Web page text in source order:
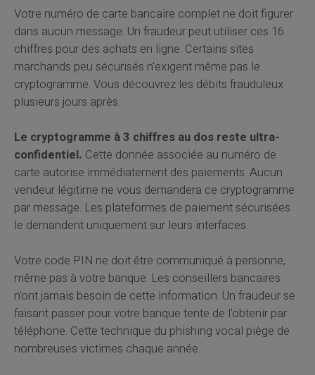
Votre numéro de carte bancaire complet ne doit figurer
dans aucun message. Un fraudeur peut utiliser ces 16
chiffres pour des achats en ligne. Certains sites
marchands peu sécurisés n'exigent même pas le
cryptogramme. Vous découvrez les débits frauduleux
plusieurs jours après.
Le cryptogramme à 3 chiffres au dos reste ultra-
confidentiel. Cette donnée associée au numéro de
carte autorise immédiatement des paiements. Aucun
vendeur légitime ne vous demandera ce cryptogramme
par message. Les plateformes de paiement sécurisées
le demandent uniquement sur leurs interfaces.
Votre code PIN ne doit être communiqué à personne,
même pas à votre banque. Les conseillers bancaires
n'ont jamais besoin de cette information. Un fraudeur se
faisant passer pour votre banque tente de l'obtenir par
téléphone. Cette technique du phishing vocal piège de
nombreuses victimes chaque année.